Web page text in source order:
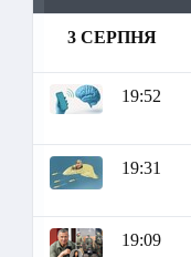
3 СЕРПНЯ
19:52
19:31
19:09